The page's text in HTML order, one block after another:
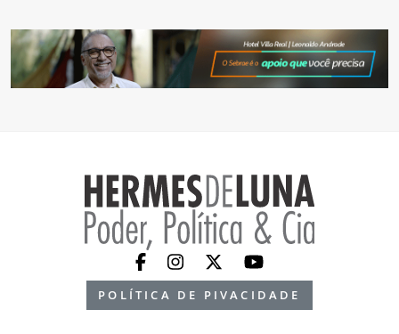
POLÍTICA DE PIVACIDADE